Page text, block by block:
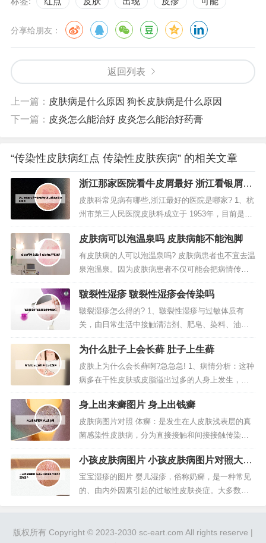
分享给朋友：
返回列表
上一篇： 皮肤病是什么原因 狗长皮肤病是什么原因
下一篇： 皮炎怎么能治好 皮炎怎么能治好药膏
“传染性皮肤病红点 传染性皮肤疾病” 的相关文章
浙江那家医院看牛皮屑最好 浙江看银屑最
好的医院
皮肤科常见病有哪些,浙江最好的医院是哪家? 1、杭
州市第三人民医院皮肤科成立于 1953年，目前是杭
州市医学重点学科和浙江省医学重点学科、国家中
管局白癜风重点专病。2、杭州三院，浙江大学医学
院附属第一医院，浙江省人民医院都可以。3、老是
有人问这个问题，其实在百度上搜一下杭州第三医
院就明白了，这是杭州...
皮肤病可以泡温泉吗 皮肤病能不能泡脚
有皮肤病的人可以泡温泉吗? 皮肤病患者也不宜去温
泉泡温泉。因为皮肤病患者不仅可能会把病情传染
给别人。同时呢因为温泉中含有大量硫磺，对于皮
肤病患者来说是会加重病情症状的，所以要特别的
注意。04 在生理期的女性也不要去泡温泉了。部分
皮肤病患者，不宜泡温泉，民间向来盛传泡温泉有
美肤的疗效，但对于患冬季痒、...
皲裂性湿疹 皲裂性湿疹会传染吗
皲裂湿疹怎么得的? 1、皲裂性湿疹与过敏体质有
关，由日常生活中接触清洁剂、肥皂、染料、油漆
及日光等刺激物所致。在疾病过程中，精神创伤、
内分泌失调等因素均可加重病情。常见于裂纹性湿
疹和手部湿疹。病程较长，一般比较顽固难治。2、
对于这种病理性引发的手干裂，最好是能及时就
医，对症下药，才能从根本上得到缓解...
为什么肚子上会长藓 肚子上生藓
皮肤上为什么会长藓啊?急急急! 1、病情分析：这种
病多在干性皮肤或皮脂溢出过多的人身上发生，与
内分泌紊乱、消化不良、吃刺激性食物、维生素不
足、使用伪劣护肤用品和风吹日晒等因素有关。意
见建议：对各病证，要注意综合防治。2、皮肤长癣
的原因可能是因为遗传因素、环境因素、真菌或细
菌感染导致的。皮肤长癣的原因...
身上出来癣图片 身上出钱癣
皮肤病图片对照 体癣：是发生在人皮肤浅表层的真
菌感染性皮肤病，分为直接接触和间接接触传染。
主要表现为红色斑块、干鳞湿硬、皮肤瘙痒、多环
重叠。狗狗皮肤病图片对照大全如下：湿疹 表现为
红色肿胀的皮肤，当你摸上去的时候可能会感觉发
热。湿疹可能在任何地方出现，但经常发病的地方
小孩皮肤病图片 小孩皮肤病图片对照大全
查看图片
宝宝湿疹的图片 婴儿湿疹，俗称奶癣，是一种常见
的、由内外因素引起的过敏性皮肤炎症。大多数宝
月，6个月后逐渐减轻，1岁半后大多数患儿自愈。
版权所有 Copyright © 2023-2030 sc-eart.com All rights reserve |